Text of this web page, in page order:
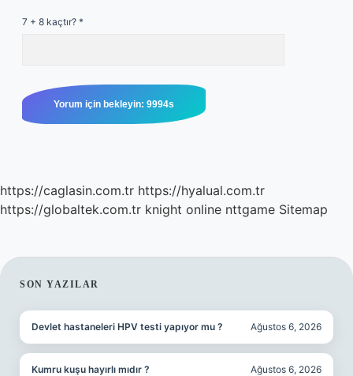
7 + 8 kaçtır? *
https://caglasin.com.tr https://hyalual.com.tr
https://globaltek.com.tr knight online nttgame Sitemap
SIDEBAR
SON YAZILAR
Devlet hastaneleri HPV testi yapıyor mu ? Ağustos 6, 2026
Kumru kuşu hayırlı mıdır ? Ağustos 6, 2026